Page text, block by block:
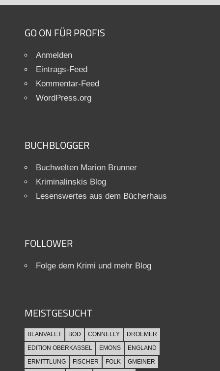
GO ON FÜR PROFIS
Anmelden
Eintrags-Feed
Kommentar-Feed
WordPress.org
BUCHBLOGGER
Buchwelten Marion Brunner
Kriminalinskis Blog
Lesenswertes aus dem Bücherhaus
FOLLOWER
Folge dem Krimi und mehr Blog
MEISTGESUCHT
BLANVALET BOD CONNELLY
DROEMER
EDITION OBERKASSEL
EMONS
ENGLAND
ERMITTLUNG
FISCHER FOLK GMEINER